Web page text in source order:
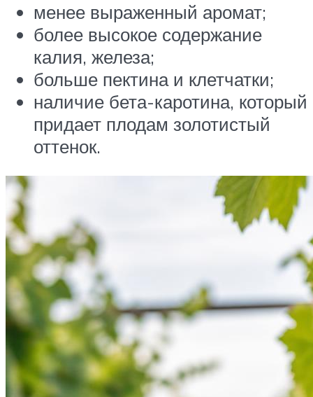
менее выраженный аромат;
более высокое содержание
калия, железа;
больше пектина и клетчатки;
наличие бета-каротина, который
придает плодам золотистый
оттенок.